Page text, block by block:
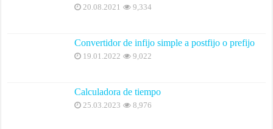
20.08.2021 9,334
Convertidor de infijo simple a postfijo o prefijo
19.01.2022 9,022
Calculadora de tiempo
25.03.2023 8,976